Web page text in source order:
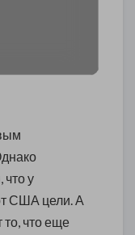
что у
США цели. А
то, что еще